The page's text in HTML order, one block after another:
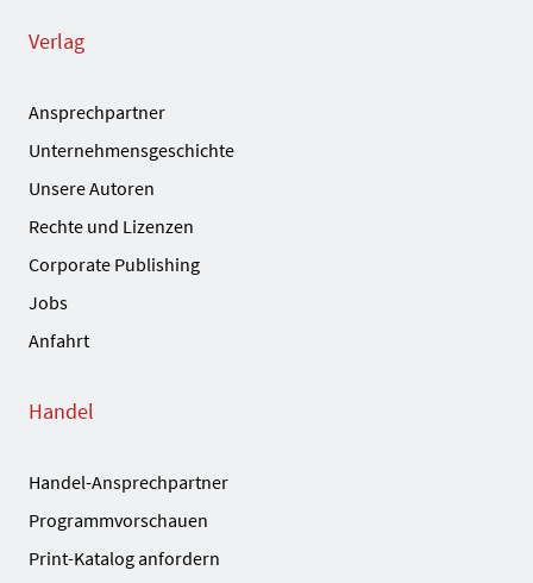
Verlag
Ansprechpartner
Unternehmensgeschichte
Unsere Autoren
Rechte und Lizenzen
Corporate Publishing
Jobs
Anfahrt
Handel
Handel-Ansprechpartner
Programmvorschauen
Print-Katalog anfordern